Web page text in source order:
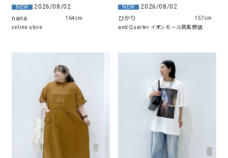
NEW
2026/08/02
nana
online store
164cm
NEW
2026/08/02
ひかり
and Quarter イオンモール筑紫野店
157cm